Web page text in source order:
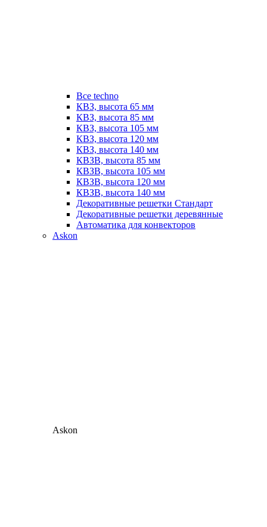
Все techno
КВЗ, высота 65 мм
КВЗ, высота 85 мм
КВЗ, высота 105 мм
КВЗ, высота 120 мм
КВЗ, высота 140 мм
КВЗВ, высота 85 мм
КВЗВ, высота 105 мм
КВЗВ, высота 120 мм
КВЗВ, высота 140 мм
Декоративные решетки Стандарт
Декоративные решетки деревянные
Автоматика для конвекторов
Askon
Askon